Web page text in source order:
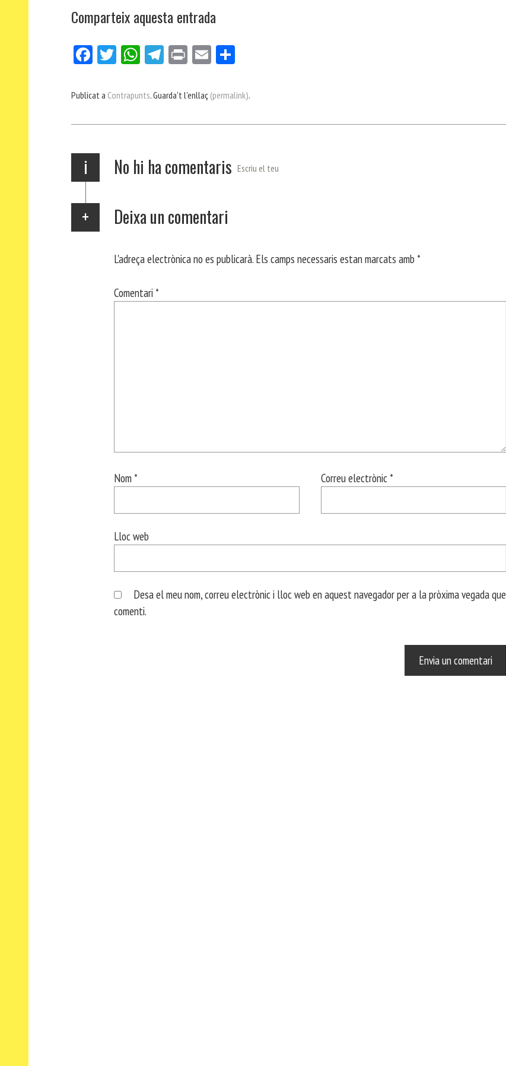
Comparteix aquesta entrada
Fa
bo
Tw
er
W
ts
p
Te
gr
m
Pri E
ail pa
ei
Publicat a Contrapunts. Guarda't l'enllaç (permalink).
i No hi ha comentaris Escriu el teu
Deixa un comentari
L'adreça electrònica no es publicarà. Els camps necessaris estan marcats amb *
Comentari *
Nom * Correu electrònic *
Lloc web
Desa el meu nom, correu electrònic i lloc web en aquest navegador per a la pròxima vegada que
comenti.